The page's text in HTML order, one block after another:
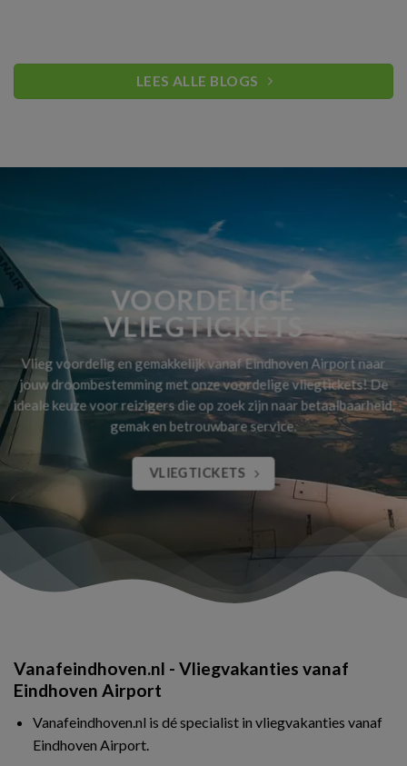
LEES ALLE BLOGS
VOORDELIGE
VLIEGTICKETS
Vlieg voordelig en gemakkelijk vanaf Eindhoven Airport naar
jouw droombestemming met onze voordelige vliegtickets! De
ideale keuze voor reizigers die op zoek zijn naar betaalbaarheid,
gemak en betrouwbare service.
VLIEGTICKETS
Vanafeindhoven.nl - Vliegvakanties vanaf
Eindhoven Airport
Vanafeindhoven.nl is dé specialist in vliegvakanties vanaf
Eindhoven Airport.